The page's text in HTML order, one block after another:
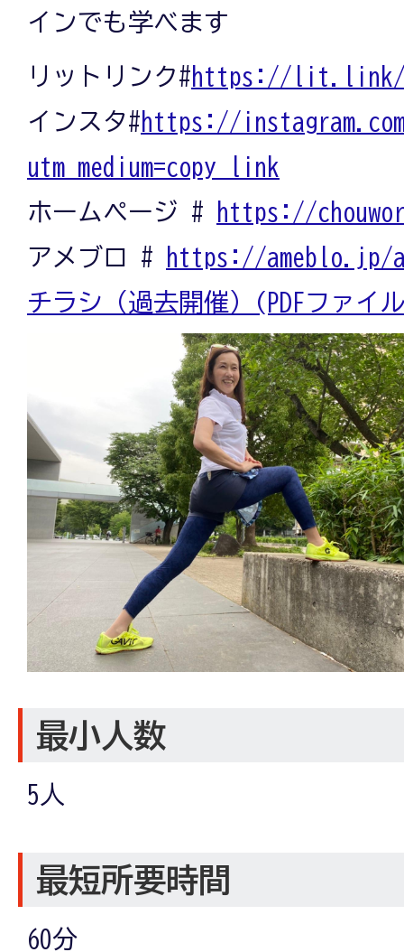
インでも学べます
リットリンク#https://lit.link/
インスタ#https://
utm_medium=copy_link
ホームページ #
https://
アメブロ #
https://ameblo.jp/
チラシ（過去開催）(PDFファイ
最小人数
5人
最短所要時間
60分